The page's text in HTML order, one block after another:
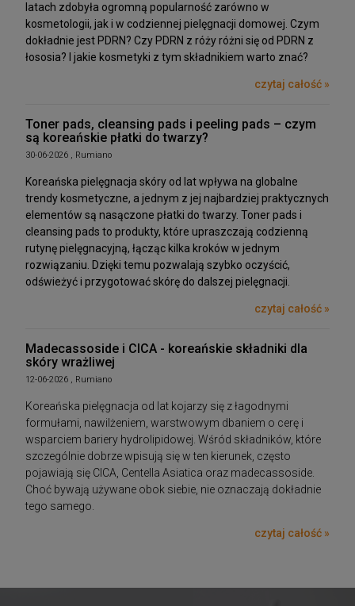
latach zdobyła ogromną popularność zarówno w
kosmetologii, jak i w codziennej pielęgnacji domowej. Czym
dokładnie jest PDRN? Czy PDRN z róży różni się od PDRN z
łososia? I jakie kosmetyki z tym składnikiem warto znać?
czytaj całość »
Toner pads, cleansing pads i peeling pads – czym
są koreańskie płatki do twarzy?
30-06-2026 , Rumiano
Koreańska pielęgnacja skóry od lat wpływa na globalne
trendy kosmetyczne, a jednym z jej najbardziej praktycznych
elementów są nasączone płatki do twarzy. Toner pads i
cleansing pads to produkty, które upraszczają codzienną
rutynę pielęgnacyjną, łącząc kilka kroków w jednym
rozwiązaniu. Dzięki temu pozwalają szybko oczyścić,
odświeżyć i przygotować skórę do dalszej pielęgnacji.
czytaj całość »
Madecassoside i CICA - koreańskie składniki dla
skóry wrażliwej
12-06-2026 , Rumiano
Koreańska pielęgnacja od lat kojarzy się z łagodnymi
formułami, nawilżeniem, warstwowym dbaniem o cerę i
wsparciem bariery hydrolipidowej. Wśród składników, które
szczególnie dobrze wpisują się w ten kierunek, często
pojawiają się CICA, Centella Asiatica oraz madecassoside.
Choć bywają używane obok siebie, nie oznaczają dokładnie
tego samego.
czytaj całość »